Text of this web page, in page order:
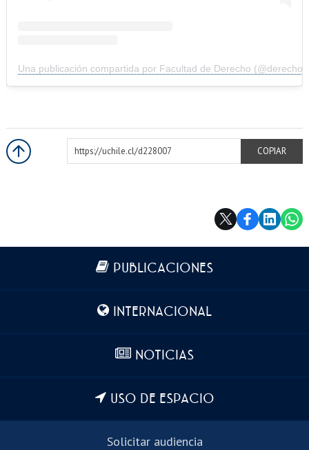
Una publicación compartida por Facultad de Derecho
https://uchile.cl/d228007
COPIAR
Más información
PUBLICACIONES
INTERNACIONAL
NOTICIAS
USO DE ESPACIO
Solicitar audiencia